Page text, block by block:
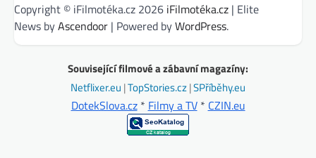
Copyright © iFilmotéka.cz 2026 iFilmotéka.cz | Elite
News byAscendoor | Powered byWordPress.
Související filmové a zábavní magazíny:
Netflixer.eu |TopStories.cz|SPříběhy.eu
DotekSlova.cz* Filmy a TV* CZIN.eu